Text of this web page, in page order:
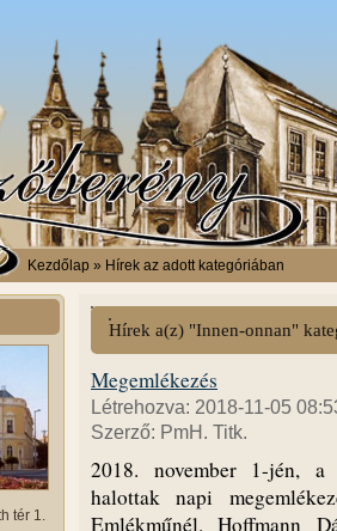
Kezdőlap » Hírek az adott kategóriában
tér 1.
Hírek a(z) "Innen-onnan"
Megemlékezés
Létrehozva: 2018-11-05
Szerző: PmH. Titk.
2018. november 1-jén, a
halottak napi
Emlékműnél. Hoffmann